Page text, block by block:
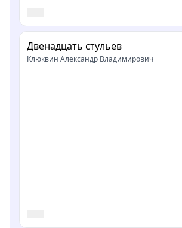
Двенадцать стульев
Клюквин Александр Владимирович